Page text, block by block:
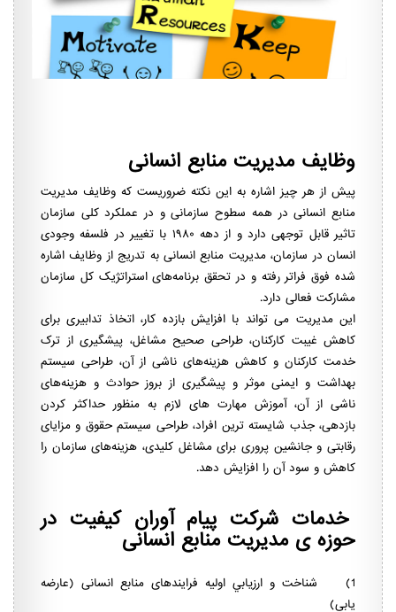
وظایف مدیریت منابع انسانی
پیش از هر چیز اشاره به این نکته ضروریست که وظایف مدیریت
منابع انسانی در همه سطوح سازمانی و در عملکرد کلی سازمان
تاثیر قابل توجهی دارد و از دهه ۱۹۸۰ با تغییر در فلسفه وجودی
انسان در سازمان، مدیریت منابع انسانی به ‌تدریج از وظایف اشاره
شده فوق فراتر رفته و در تحقق برنامه‌های استراتژیک کل سازمان
مشارکت فعالی دارد.
این مدیریت می تواند با افزایش بازده کار، اتخاذ تدابیری برای
کاهش غیبت کارکنان، طراحی صحیح مشاغل، پیشگیری از ترک
خدمت کارکنان و کاهش هزینه‌های ناشی از آن، طراحی سیستم
بهداشت و ایمنی موثر و پیشگیری از بروز حوادث و هزینه‌های
ناشی از آن، آموزش مهارت های لازم به منظور حداکثر کردن
بازدهی، جذب شایسته ‌ترین افراد، طراحی سیستم حقوق و مزایای
رقابتی و جانشین پروری برای مشاغل کلیدی، هزینه‌های سازمان را
کاهش و سود آن را افزایش دهد.
خدمات شرکت پیام آوران کیفیت در
حوزه ی مدیریت منابع انسانی
1) شناخت و ارزيابي اوليه فرایندهای منابع انسانی (عارضه
یابی)